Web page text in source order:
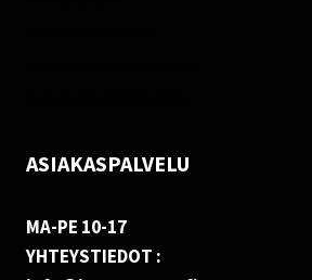
ASIAKASPALVELU
MA-PE 10-17
YHTEYSTIEDOT :